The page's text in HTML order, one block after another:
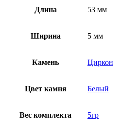
Длина 53 мм
Ширина 5 мм
Камень Циркон
Цвет камня Белый
Вес комплекта 5гр